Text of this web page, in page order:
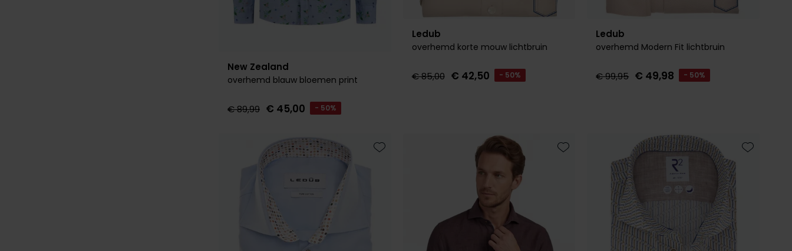
New Zealand
overhemd blauw bloemen print
€ 89,99 € 45,00 - 50%
Ledub
overhemd korte mouw lichtbruin
€ 85,00 € 42,50 - 50%
Ledub
overhemd Modern Fit lichtbruin
€ 99,95 € 49,98 - 50%
Toevoegen aan favorieten Toevoegen aan favorieten